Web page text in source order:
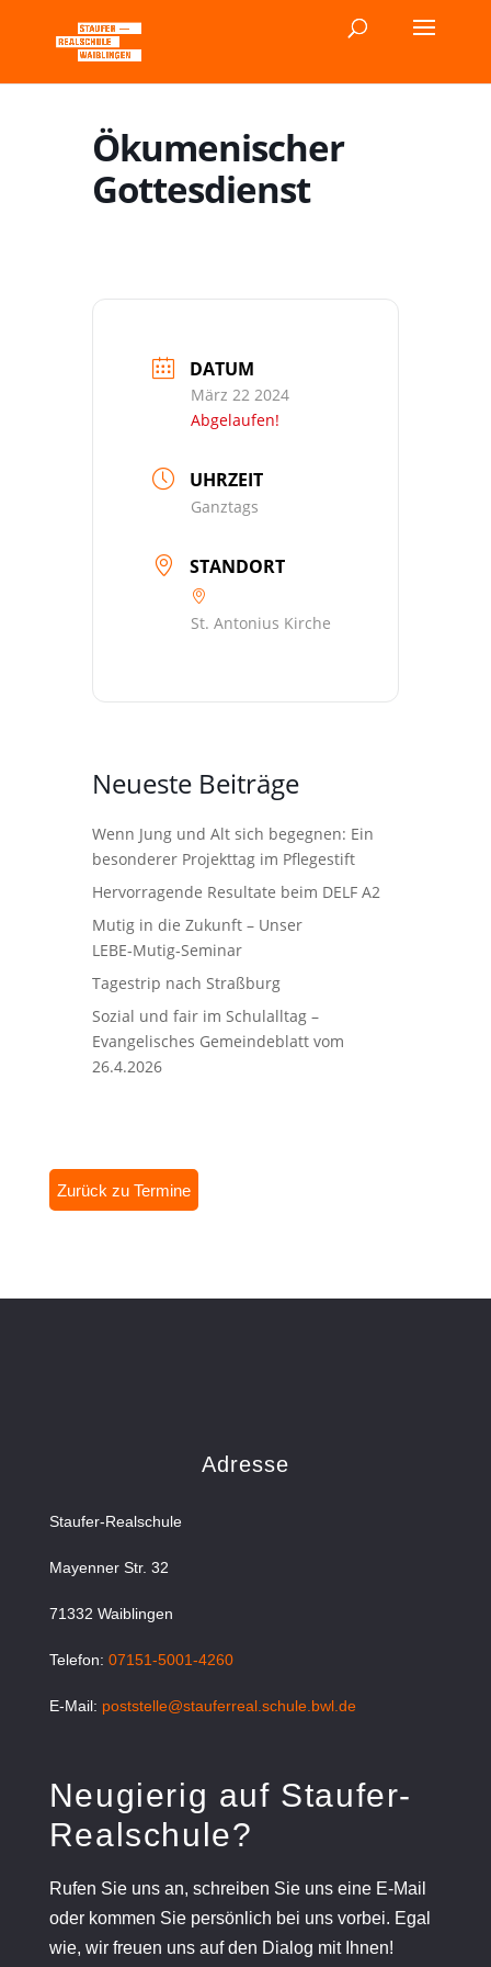
Ökumenischer
Gottesdienst
DATUM
März 22 2024
Abgelaufen!
UHRZEIT
Ganztags
STANDORT
St. Antonius Kirche
Neueste Beiträge
Wenn Jung und Alt sich begegnen: Ein
besonderer Projekttag im Pflegestift
Hervorragende Resultate beim DELF A2
Mutig in die Zukunft – Unser
LEBE‑Mutig‑Seminar
Tagestrip nach Straßburg
Sozial und fair im Schulalltag –
Evangelisches Gemeindeblatt vom
26.4.2026
Zurück zu Termine
Adresse
Staufer-Realschule
Mayenner Str. 32
71332 Waiblingen
Telefon: 07151-5001-4260
E-Mail: poststelle@stauferreal.schule.bwl.de
Neugierig auf Staufer-
Realschule?
Rufen Sie uns an, schreiben Sie uns eine E-Mail
oder kommen Sie persönlich bei uns vorbei. Egal
wie, wir freuen uns auf den Dialog mit Ihnen!